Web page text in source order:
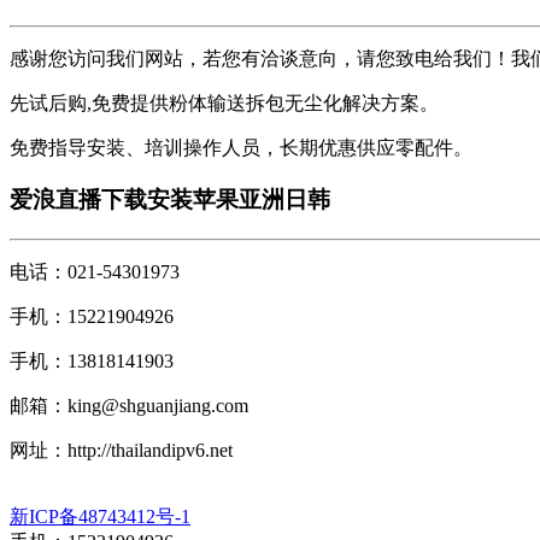
感谢您访问我们网站，若您有洽谈意向，请您致电给我们！我
先试后购,免费提供粉体输送拆包无尘化解决方案。
免费指导安装、培训操作人员，长期优惠供应零配件。
爱浪直播下载安装苹果亚洲日韩
电话：021-54301973
手机：15221904926
手机：13818141903
邮箱： king@shguanjiang.com
网址：http://thailandipv6.net
新ICP备48743412号-1